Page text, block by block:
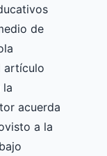
de
artículo
la
acuerda
a la